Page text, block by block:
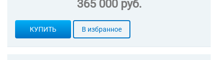
365 000 руб.
КУПИТЬ В избранное